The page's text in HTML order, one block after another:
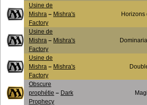
Usine de
Mishra – Mishra's
Factory
Horizons
Usine de
Mishra – Mishra's
Factory
Usine de
Mishra – Mishra's
Factory
Obscure
prophétie – Dark
Prophecy